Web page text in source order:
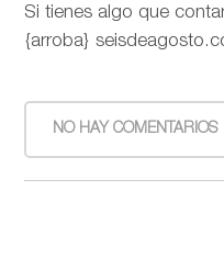
Si tienes algo que
{arroba}
NO HAY COMENTARIOS